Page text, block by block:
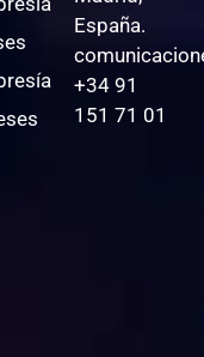
España.
+34 91
151 71 01